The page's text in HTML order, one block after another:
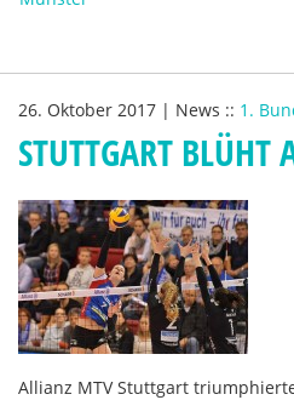
26. Oktober 2017 | News :: 1.
STUTTGART BLÜHT
Allianz MTV Stuttgart